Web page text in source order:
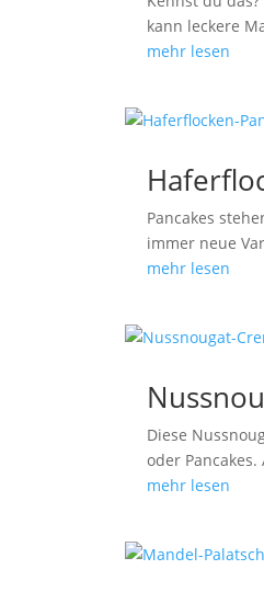
kann leckere
mehr lesen
Pancakes
immer neue
mehr lesen
Diese
oder
mehr lesen